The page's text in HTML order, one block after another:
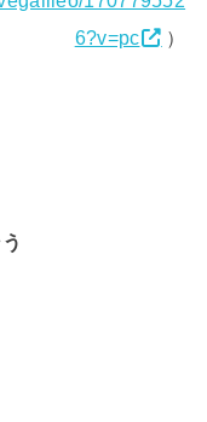
6?v=pc
）